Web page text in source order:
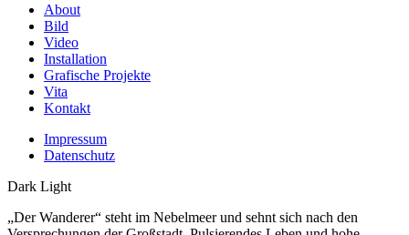
About
Bild
Video
Installation
Grafische Projekte
Vita
Kontakt
Impressum
Datenschutz
Dark Light
„Der Wanderer“ steht im Nebelmeer und sehnt sich nach den